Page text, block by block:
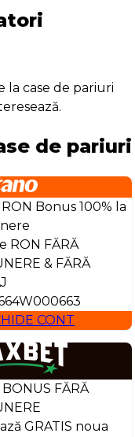
la case de pariuri
de pariuri
Bonus 100% la
RON FĂRĂ
& FĂRĂ
CONT
FĂRĂ
GRATIS noua